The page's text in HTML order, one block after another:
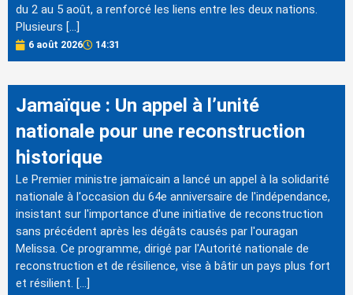
du 2 au 5 août, a renforcé les liens entre les deux nations.
Plusieurs […]
6 août 2026 14:31
Jamaïque : Un appel à l’unité
nationale pour une reconstruction
historique
Le Premier ministre jamaïcain a lancé un appel à la solidarité
nationale à l'occasion du 64e anniversaire de l'indépendance,
insistant sur l'importance d'une initiative de reconstruction
sans précédent après les dégâts causés par l'ouragan
Melissa. Ce programme, dirigé par l'Autorité nationale de
reconstruction et de résilience, vise à bâtir un pays plus fort
et résilient. […]